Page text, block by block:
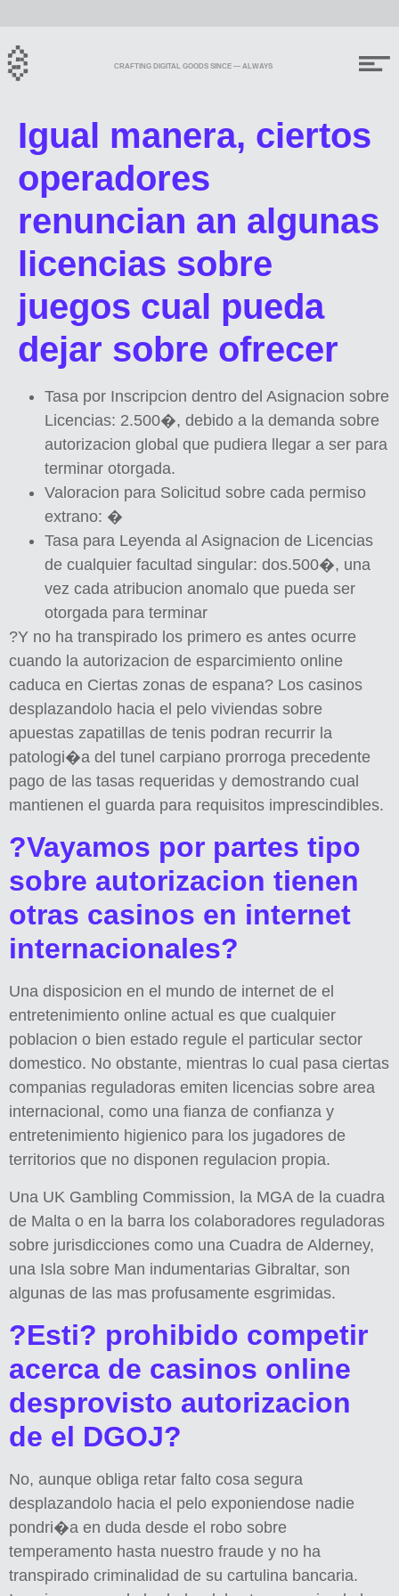
CRAFTING DIGITAL GOODS SINCE — ALWAYS
Igual manera, ciertos
operadores
renuncian an algunas
licencias sobre
juegos cual pueda
dejar sobre ofrecer
Tasa por Inscripcion dentro del Asignacion sobre
Licencias: 2.500�, debido a la demanda sobre
autorizacion global que pudiera llegar a ser para
terminar otorgada.
Valoracion para Solicitud sobre cada permiso
extrano: �
Tasa para Leyenda al Asignacion de Licencias
de cualquier facultad singular: dos.500�, una
vez cada atribucion anomalo que pueda ser
otorgada para terminar
?Y no ha transpirado los primero es antes ocurre
cuando la autorizacion de esparcimiento online
caduca en Ciertas zonas de espana? Los casinos
desplazandolo hacia el pelo viviendas sobre
apuestas zapatillas de tenis podran recurrir la
patologi�a del tunel carpiano prorroga precedente
pago de las tasas requeridas y demostrando cual
mantienen el guarda para requisitos imprescindibles.
?Vayamos por partes tipo
sobre autorizacion tienen
otras casinos en internet
internacionales?
Una disposicion en el mundo de internet de el
entretenimiento online actual es que cualquier
poblacion o bien estado regule el particular sector
domestico. No obstante, mientras lo cual pasa ciertas
companias reguladoras emiten licencias sobre area
internacional, como una fianza de confianza y
entretenimiento higienico para los jugadores de
territorios que no disponen regulacion propia.
Una UK Gambling Commission, la MGA de la cuadra
de Malta o en la barra los colaboradores reguladoras
sobre jurisdicciones como una Cuadra de Alderney,
una Isla sobre Man indumentarias Gibraltar, son
algunas de las mas profusamente esgrimidas.
?Esti? prohibido competir
acerca de casinos online
desprovisto autorizacion
de el DGOJ?
No, aunque obliga retar falto cosa segura
desplazandolo hacia el pelo exponiendose nadie
pondri�a en duda desde el robo sobre
temperamento hasta nuestro fraude y no ha
transpirado criminalidad de su cartulina bancaria.